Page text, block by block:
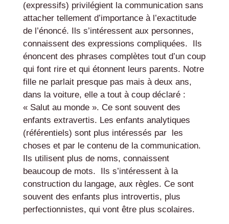
(expressifs) privilégient la communication sans
attacher tellement d’importance à l’exactitude
de l’énoncé. Ils s’intéressent aux personnes,
connaissent des expressions compliquées. Ils
énoncent des phrases complètes tout d’un coup
qui font rire et qui étonnent leurs parents. Notre
fille ne parlait presque pas mais à deux ans,
dans la voiture, elle a tout à coup déclaré :
« Salut au monde ». Ce sont souvent des
enfants extravertis. Les enfants analytiques
(référentiels) sont plus intéressés par les
choses et par le contenu de la communication.
Ils utilisent plus de noms, connaissent
beaucoup de mots. Ils s’intéressent à la
construction du langage, aux règles. Ce sont
souvent des enfants plus introvertis, plus
perfectionnistes, qui vont être plus scolaires.